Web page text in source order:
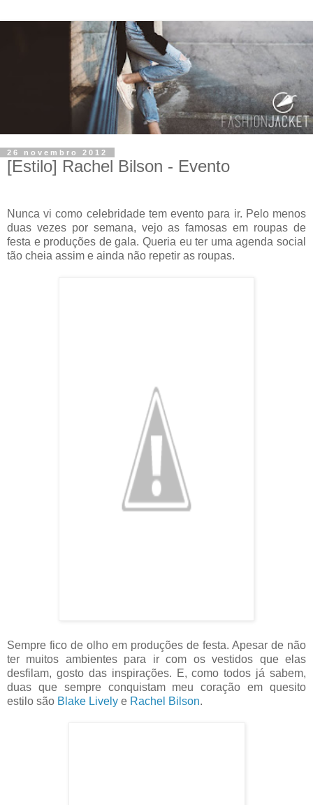
26 novembro 2012
[Estilo] Rachel Bilson - Evento
Nunca vi como celebridade tem evento para ir. Pelo menos
duas vezes por semana, vejo as famosas em roupas de
festa e produções de gala. Queria eu ter uma agenda social
tão cheia assim e ainda não repetir as roupas.
Sempre fico de olho em produções de festa. Apesar de não
ter muitos ambientes para ir com os vestidos que elas
desfilam, gosto das inspirações. E, como todos já sabem,
duas que sempre conquistam meu coração em quesito
estilo são Blake Lively e Rachel Bilson.